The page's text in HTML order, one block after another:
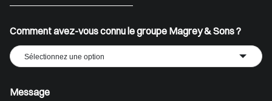
Comment avez-vous connu le groupe Magrey & Sons ?
Sélectionnez une option
Message